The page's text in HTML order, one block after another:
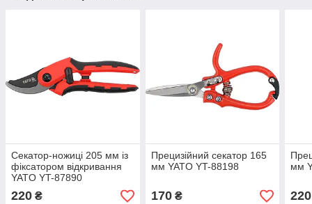
Секатор-ножиці 205 мм із
фіксатором відкривання
YATO YT-87890
220 ₴
Прецизійний секатор 165
мм YATO YT-88198
170₴
мм
220